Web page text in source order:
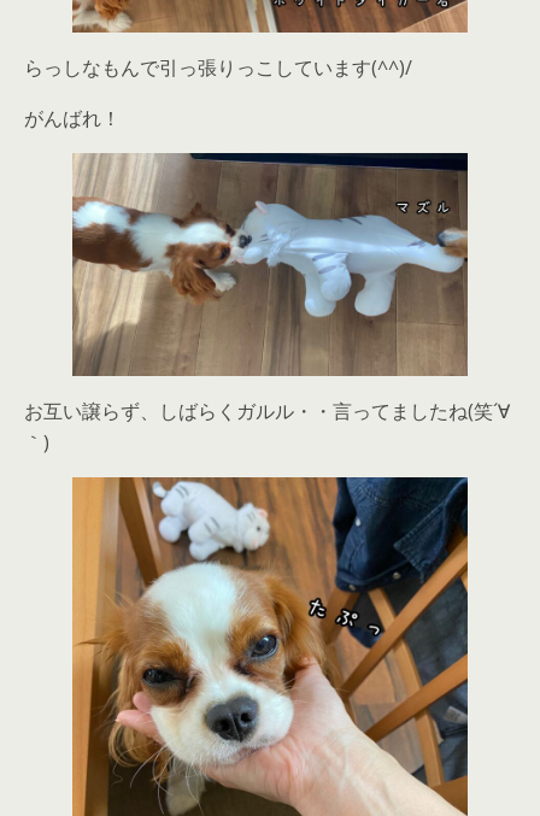
らっしなもんで引っ張りっこしています(^^)/
がんばれ！
お互い譲らず、しばらくガルル・・言ってましたね(笑´∀
｀)